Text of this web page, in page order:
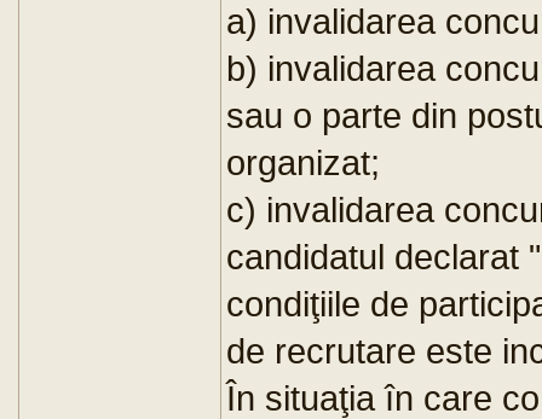
a) invalidarea
b) invalidarea
sau o parte din
organizat;
c) invalidarea
candidatul declarat
condiţiile de
de recrutare este
În situaţia în care